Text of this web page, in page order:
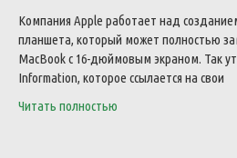
Компания Apple работает над
планшета, который может полностью
MacBook с 16-дюймовым экраном. Так
Information, которое ссылается на свои
Читать полностью